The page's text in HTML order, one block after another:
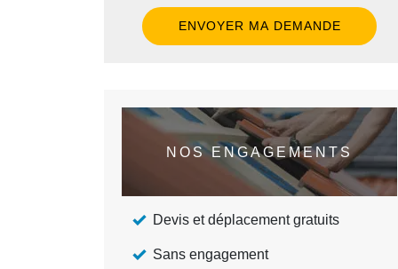
NOS ENGAGEMENTS
Devis et déplacement gratuits
Sans engagement